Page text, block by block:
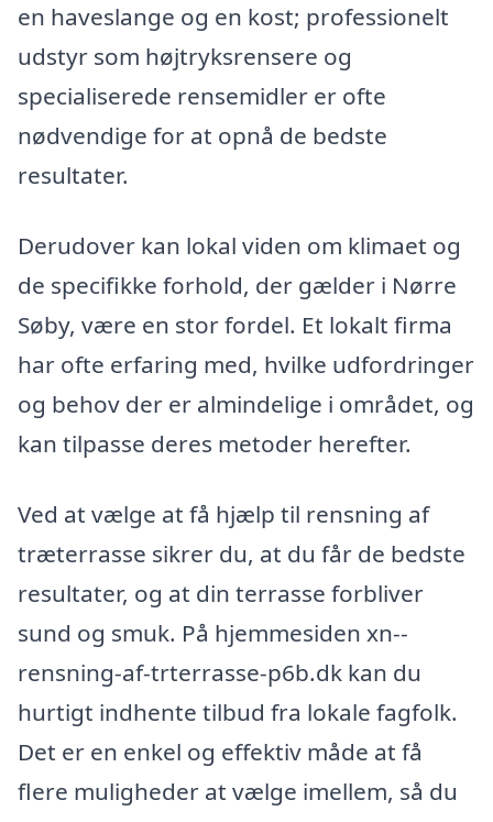
en haveslange og en kost; professionelt
udstyr som højtryksrensere og
specialiserede rensemidler er ofte
nødvendige for at opnå de bedste
resultater.
Derudover kan lokal viden om klimaet og
de specifikke forhold, der gælder i Nørre
Søby, være en stor fordel. Et lokalt firma
har ofte erfaring med, hvilke udfordringer
og behov der er almindelige i området, og
kan tilpasse deres metoder herefter.
Ved at vælge at få hjælp til rensning af
træterrasse sikrer du, at du får de bedste
resultater, og at din terrasse forbliver
sund og smuk. På hjemmesiden xn--
rensning-af-trterrasse-p6b.dk kan du
hurtigt indhente tilbud fra lokale fagfolk.
Det er en enkel og effektiv måde at få
flere muligheder at vælge imellem, så du